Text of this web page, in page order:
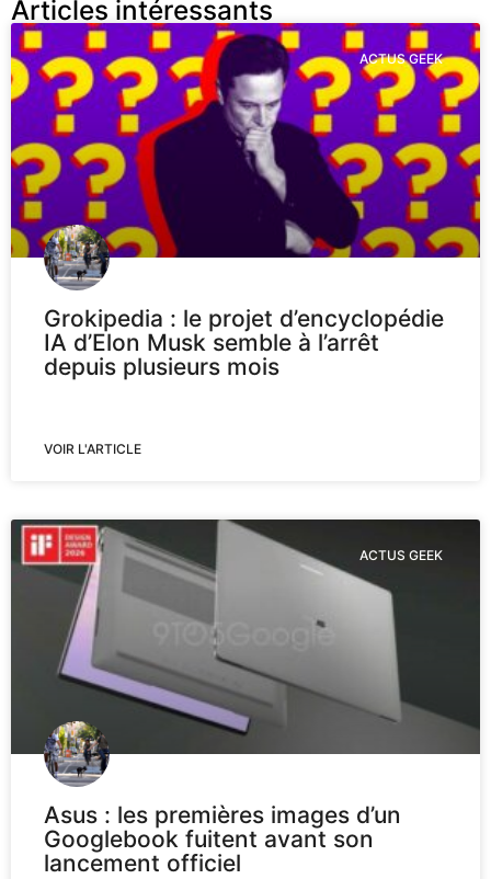
Articles intéressants
ACTUS GEEK
Grokipedia : le projet d’encyclopédie
IA d’Elon Musk semble à l’arrêt
depuis plusieurs mois
VOIR L'ARTICLE
ACTUS GEEK
Asus : les premières images d’un
Googlebook fuitent avant son
lancement officiel